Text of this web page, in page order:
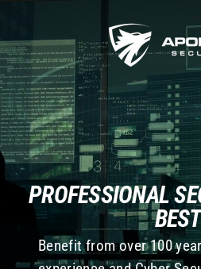
content
A
P
O
L
L
O
N
S
PROFESSIONAL
BEST
Benefit from over 100